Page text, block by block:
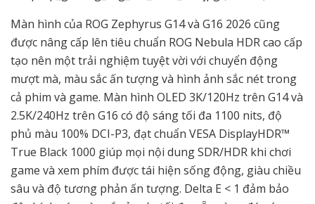
Màn hình của ROG Zephyrus G14 và G16 2026 cũng
được nâng cấp lên tiêu chuẩn ROG Nebula HDR cao cấp
tạo nên một trải nghiệm tuyệt vời với chuyển động
mượt mà, màu sắc ấn tượng và hình ảnh sắc nét trong
cả phim và game. Màn hình OLED 3K/120Hz trên G14 và
2.5K/240Hz trên G16 có độ sáng tối đa 1100 nits, độ
phủ màu 100% DCI-P3, đạt chuẩn VESA DisplayHDR™
True Black 1000 giúp mọi nội dung SDR/HDR khi chơi
game và xem phím được tái hiện sống động, giàu chiều
sâu và độ tương phản ấn tượng. Delta E < 1 đảm bảo